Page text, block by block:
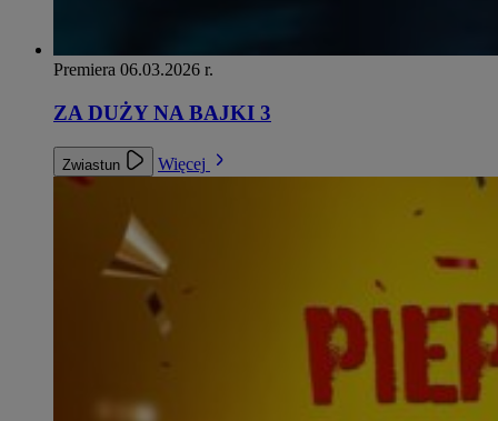
Premiera 06.03.2026 r.
ZA DUŻY NA BAJKI 3
Zwiastun Więcej